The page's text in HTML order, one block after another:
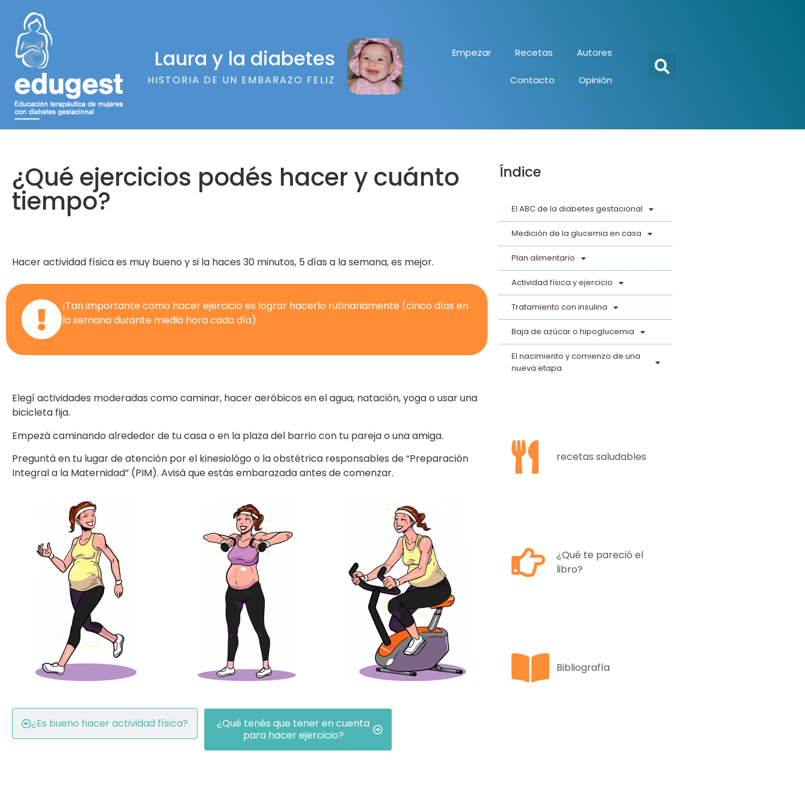
Laura y la diabetes
HISTORIA DE UN EMBARAZO FELIZ
Empezar Recetas Autores
Contacto Opinión
¿Qué ejercicios podés hacer y cuánto
tiempo?
Hacer actividad física es muy bueno y si la haces 30 minutos, 5 días a la semana, es mejor.
¡Tan importante como hacer ejercicio es lograr hacerlo rutinariamente (cinco días en
la semana durante media hora cada día).
Elegí actividades moderadas como caminar, hacer aeróbicos en el agua, natación, yoga o usar una
bicicleta fija.
Empezá caminando alrededor de tu casa o en la plaza del barrio con tu pareja o una amiga.
Preguntá en tu lugar de atención por el kinesiológo o la obstétrica responsables de “Preparación
Integral a la Maternidad” (PIM). Avisá que estás embarazada antes de comenzar.
¿Es bueno hacer actividad física?
¿Qué tenés que tener en cuenta
para hacer ejercicio?
Índice
El ABC de la diabetes gestacional
Medición de la glucemia en casa
Plan alimentario
Actividad física y ejercicio
Tratamiento con insulina
Baja de azúcar o hipoglucemia
El nacimiento y comienzo de una
nueva etapa
recetas saludables
¿Qué te pareció el
libro?
Bibliografía